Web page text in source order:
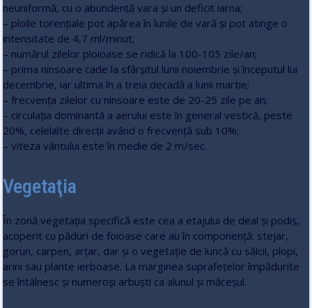
neuniformă, cu o abundenţă vara şi un deficit iarna;
– ploile torenţiale pot apărea în lunile de vară şi pot atinge o
intensitate de 4,7 ml/minut;
– numărul zilelor ploioase se ridică la 100-105 zile/an;
– prima ninsoare cade la sfârşitul lunii noiembrie şi începutul lui
decembrie, iar ultima în a treia decadă a lunii martie;
– frecvenţa zilelor cu ninsoare este de 20-25 zile pe an;
– circulaţia dominantă a aerului este în general vestică, peste
20%, celelalte direcţii având o frecvenţă sub 10%;
– viteza vântului este în medie de 2 m/sec.
Vegetaţia
În zonă vegetaţia specifică este cea a etajului de deal şi podiş,
acoperit cu păduri de foioase care au în componenţă: stejar,
gorun, carpen, arţar, dar şi o vegetaţie de luncă cu sălcii, plopi,
arini sau plante ierboase. La marginea suprafeţelor împădurite
se întâlnesc şi numeroşi arbuşti ca alunul şi măceşul.